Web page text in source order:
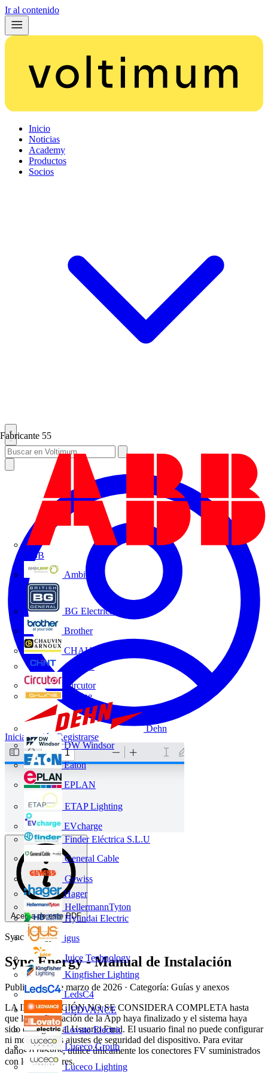
Ir al contenido
Inicio
Noticias
Academy
Productos
Socios
Fabricante 55
ABB
Ambilamp
BG Electrical
Brother
CHAUVIN ARNOUX
CHINT
Circutor
D-Line
Dehn
DW Windsor
Eaton
EPLAN
ETAP Lighting
EVcharge
Finder Eléctrica S.L.U
General Cable
Gewiss
Hager
HellermannTyton
Hyundai Electric
igus
Juice Technology
Kingfisher Lighting
LedsC4
LEDVANCE
Lovato Electric
Luceco Group
Luceco Lighting
Iniciar sesión Registrarse
Acerca de este PDF
Sync Energy
Sync Energy - Manual de Instalación
Publicado: 3 de marzo de 2026 · Categoría: Guías y anexos
LA INSTALACIÓN NO SE CONSIDERA COMPLETA hasta
que la configuración de la App haya finalizado y el sistema haya
sido entregado al Usuario Final. El usuario final no puede configurar
ni modificar los ajustes de seguridad del dispositivo. Para evitar
daños o riesgos, utilice únicamente los conectores FV suministrados
con los inversores.